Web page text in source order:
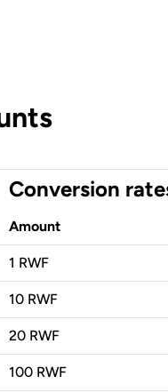
Conversion
Amount
1 RWF
10 RWF
20 RWF
100 RWF